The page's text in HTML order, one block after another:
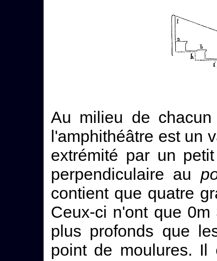
Au milieu de
l'amphithéâtre est un
extrémité par un
perpendiculaire au
contient que quatre
Ceux-ci n'ont que
plus profonds que
point de moulures. Il